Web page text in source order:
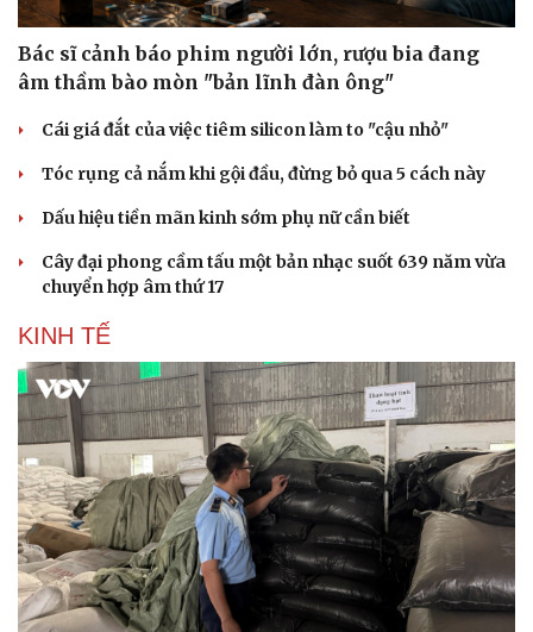
Sức khỏe
Đời sống
Bác sĩ cảnh báo phim người lớn, rượu bia đang
âm thầm bào mòn "bản lĩnh đàn ông"
Cái giá đắt của việc tiêm silicon làm to "cậu nhỏ"
Tóc rụng cả nắm khi gội đầu, đừng bỏ qua 5 cách này
Dấu hiệu tiền mãn kinh sớm phụ nữ cần biết
Cây đại phong cầm tấu một bản nhạc suốt 639 năm vừa
chuyển hợp âm thứ 17
KINH TẾ